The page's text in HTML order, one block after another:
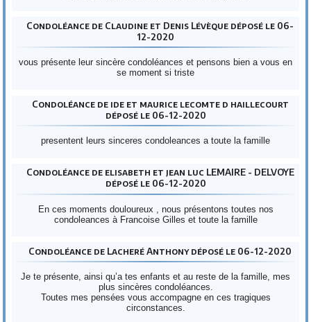
Condoléance de Claudine et Denis Lévèque déposé le 06-
12-2020
vous présente leur sincère condoléances et pensons bien a vous en
se moment si triste
Condoléance de ide et maurice lecomte d haillecourt
déposé le 06-12-2020
presentent leurs sinceres condoleances a toute la famille
Condoléance de elisabeth et jean luc LEMAIRE - DELVOYE
déposé le 06-12-2020
En ces moments douloureux , nous présentons toutes nos
condoleances à Francoise Gilles et toute la famille
Condoléance de Lacheré Anthony déposé le 06-12-2020
Je te présente, ainsi qu’a tes enfants et au reste de la famille, mes
plus sincères condoléances.
Toutes mes pensées vous accompagne en ces tragiques
circonstances.